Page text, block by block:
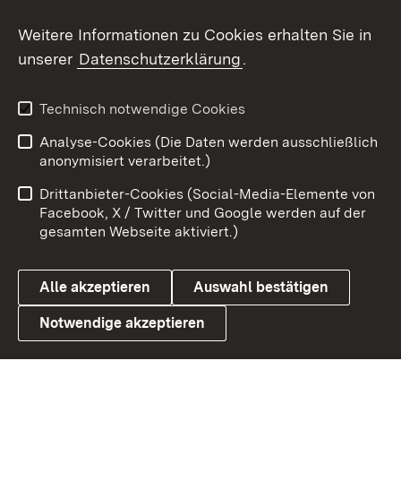
Social Wall
X / Twitter
Youtube
Link zum Landesportal
Benutzungshinweise
Barrierefreiheit
Datenschutz
Cookies
Weitere Informationen zu Cookies erhalten Sie in
unserer Datenschutzerklärung.
Technisch notwendige Cookies
Analyse-Cookies (Die Daten werden ausschließlich
anonymisiert verarbeitet.)
Drittanbieter-Cookies (Social-Media-Elemente von
Facebook, X / Twitter und Google werden auf der
gesamten Webseite aktiviert.)
Alle akzeptieren Auswahl bestätigen
Notwendige akzeptieren